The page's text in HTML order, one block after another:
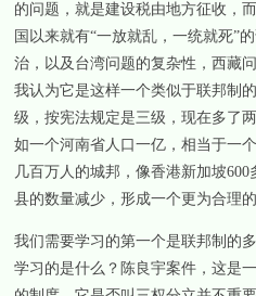
的问题，就是建设税由地方征收，
国以来就有“一放就乱，一统就死”
治，以及台湾问题的复杂性，西藏
我认为它是这样一个类似于联邦制
级，按宪法规定是三级，现在多了
如一个河南省人口一亿，相当于一
几百万人的城邦，像香港新加坡600
县的数量减少，形成一个更为合理
我们需要学习的第一个是联邦制的
学习的是什么？陈良宇案件，这是